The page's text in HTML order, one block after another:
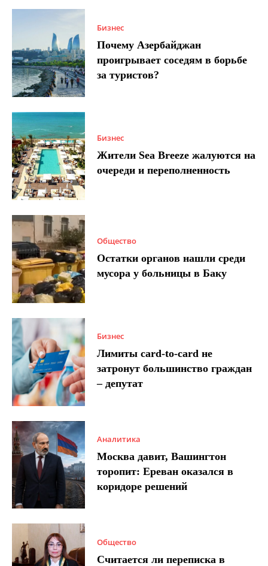
Бизнес
Почему Азербайджан
проигрывает соседям в борьбе
за туристов?
Бизнес
Жители Sea Breeze жалуются на
очереди и переполненность
Общество
Остатки органов нашли среди
мусора у больницы в Баку
Бизнес
Лимиты card-to-card не
затронут большинство граждан
– депутат
Аналитика
Москва давит, Вашингтон
торопит: Ереван оказался в
коридоре решений
Общество
Считается ли переписка в